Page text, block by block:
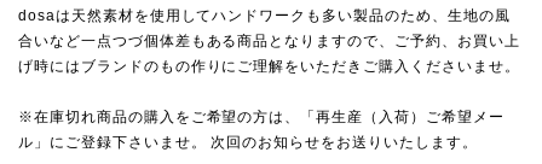
dosaは天然素材を使用してハンドワークも多い製品のため、生地の風
合いなど一点つづ個体差もある商品となりますので、ご予約、お買い上
げ時にはブランドのもの作りにご理解をいただきご購入くださいませ。
※在庫切れ商品の購入をご希望の方は、「再生産（入荷）ご希望メー
ル」にご登録下さいませ。 次回のお知らせをお送りいたします。